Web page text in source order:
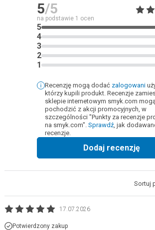
5/5
na podstawie 1 ocen
5
4
3
2
1
Recenzję mogą dodać zalogowani
którzy kupili produkt. Recenzje
sklepie internetowym smyk.com
pochodzić z akcji promocyjnych, w
szczególności "Punkty za recenzje
na smyk.com". Sprawdź, jak
recenzje.
Dodaj recenzję
Sortuj
17.07.2026
Potwierdzony zakup